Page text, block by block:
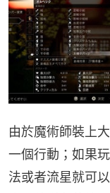
由於魔術師裝上
一個行動；如果
法或者流星就可